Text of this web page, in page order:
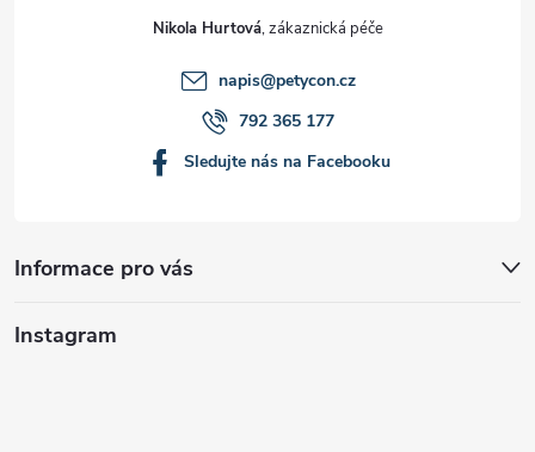
Informace pro vás
Instagram
Nikola Hurtová
napis@petycon.cz
792 365 177
Sledujte nás na Facebooku